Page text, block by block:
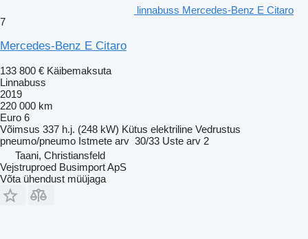
linnabuss Mercedes-Benz E Citaro
7
Mercedes-Benz E Citaro
133 800 € Käibemaksuta
Linnabuss
2019
220 000 km
Euro 6
Võimsus 337 h.j. (248 kW) Kütus elektriline Vedrustus
pneumo/pneumo Istmete arv 30/33 Uste arv 2
Taani, Christiansfeld
Vejstruproed Busimport ApS
Võta ühendust müüjaga